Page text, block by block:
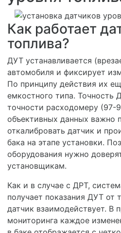
Как работает
топлива?
ДУТ устанавливается
автомобиля и фиксирует
По принципу действия их
емкостного типа. Точность
точности расходомеру (97-
объективных данных важно
откалибровать датчик и
бака на этапе установки.
оборудования нужно
установщикам.
Как и в случае с ДРТ,
получает показания ДУТ от
датчик взаимодействует. В
мониторинга каждое